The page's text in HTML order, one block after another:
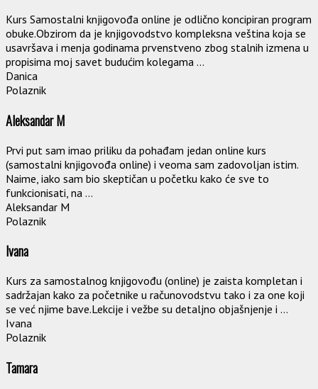
Kurs Samostalni knjigovođa online je odlično koncipiran program
obuke.Obzirom da je knjigovodstvo kompleksna veština koja se
usavršava i menja godinama prvenstveno zbog stalnih izmena u
propisima moj savet budućim kolegama ...
Danica
Polaznik
Aleksandar M
Prvi put sam imao priliku da pohađam jedan online kurs
(samostalni knjigovođa online) i veoma sam zadovoljan istim.
Naime, iako sam bio skeptičan u početku kako će sve to
funkcionisati, na ...
Aleksandar M
Polaznik
Ivana
Kurs za samostalnog knjigovođu (online) je zaista kompletan i
sadržajan kako za početnike u računovodstvu tako i za one koji
se već njime bave.Lekcije i vežbe su detaljno objašnjenje i ...
Ivana
Polaznik
Tamara